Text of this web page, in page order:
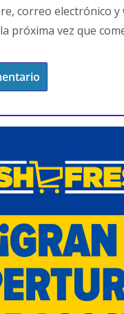
correo electrónico y
próxima vez que